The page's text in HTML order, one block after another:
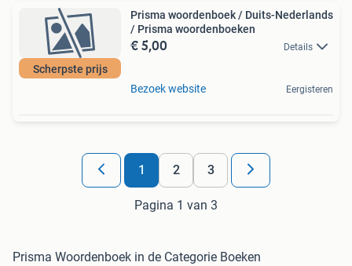
Scherpste prijs
Prisma woordenboek / Duits-Nederlands
/ Prisma woordenboeken
€ 5,00 Details
Bezoek website Eergisteren
1 2 3
Pagina 1 van 3
Prisma Woordenboek in de Categorie Boeken